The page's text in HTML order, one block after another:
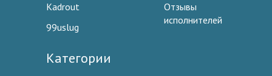
Kadrout
99uslug
Отзывы
исполнителей
Категории